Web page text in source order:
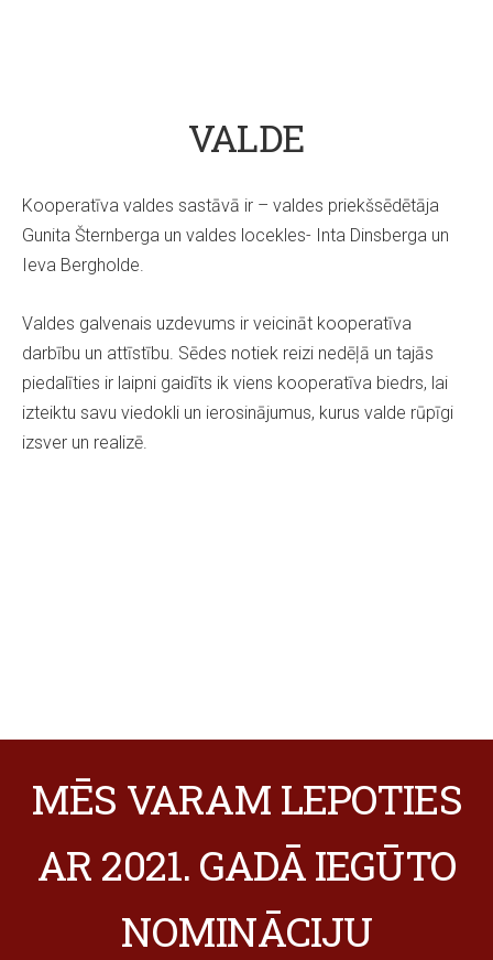
VALDE
Kooperatīva valdes sastāvā ir – valdes priekšsēdētāja
Gunita Šternberga un valdes locekles- Inta Dinsberga un
Ieva Bergholde.
Valdes galvenais uzdevums ir veicināt kooperatīva
darbību un attīstību. Sēdes notiek reizi nedēļā un tajās
piedalīties ir laipni gaidīts ik viens kooperatīva biedrs, lai
izteiktu savu viedokli un ierosinājumus, kurus valde rūpīgi
izsver un realizē.
MĒS VARAM LEPOTIES
AR 2021. GADĀ IEGŪTO
NOMINĀCIJU